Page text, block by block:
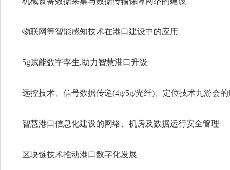
物联网等智能感知技术在港口建设中的应用
5g赋能数字孪生,助力智慧港口升级
远控技术、信号数据传递(4g/5g/光纤)、定位技术九游会的
智慧港口信息化建设的网络、机房及数据运行安全管理
区块链技术推动港口数字化发展